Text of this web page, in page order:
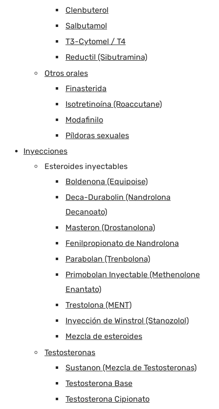
Clenbuterol
Salbutamol
T3-Cytomel / T4
Reductil (Sibutramina)
Otros orales
Finasterida
Isotretinoína (Roaccutane)
Modafinilo
Píldoras sexuales
Inyecciones
Esteroides inyectables
Boldenona (Equipoise)
Deca-Durabolin (Nandrolona
Decanoato)
Masteron (Drostanolona)
Fenilpropionato de Nandrolona
Parabolan (Trenbolona)
Primobolan Inyectable (Methenolone
Enantato)
Trestolona (MENT)
Inyección de Winstrol (Stanozolol)
Mezcla de esteroides
Testosteronas
Sustanon (Mezcla de Testosteronas)
Testosterona Base
Testosterona Cipionato